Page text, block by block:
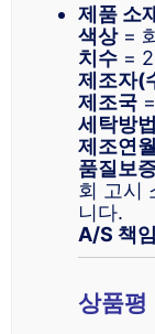
제품 소
색상=
치수 =
제조자(
제조국
세탁방
제조연월
품질보
회 고시
니다.
A/S 책
상품평